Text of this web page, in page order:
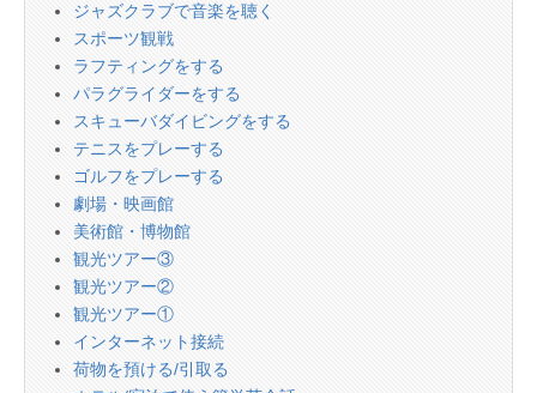
ジャズクラブで音楽を聴く
スポーツ観戦
ラフティングをする
パラグライダーをする
スキューバダイビングをする
テニスをプレーする
ゴルフをプレーする
劇場・映画館
美術館・博物館
観光ツアー③
観光ツアー②
観光ツアー①
インターネット接続
荷物を預ける/引取る